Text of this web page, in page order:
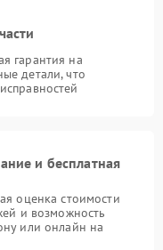
гарантия на
детали, что
и бесплатная
оценка стоимости
и возможность
или онлайн на